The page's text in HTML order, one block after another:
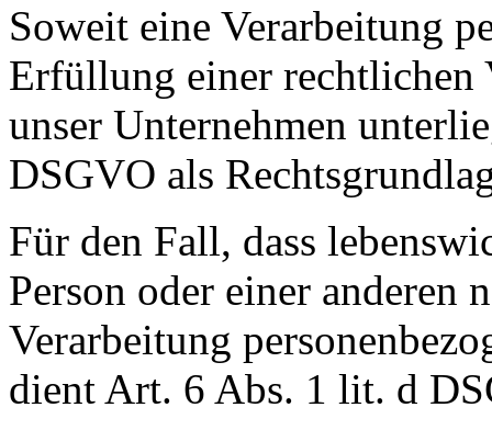
Soweit eine Verarbeitung
Erfüllung einer
unser Unternehmen
DSGVO als
Für den Fall, dass
Person oder einer anderen
Verarbeitung
dient Art. 6 Abs. 1 lit. d